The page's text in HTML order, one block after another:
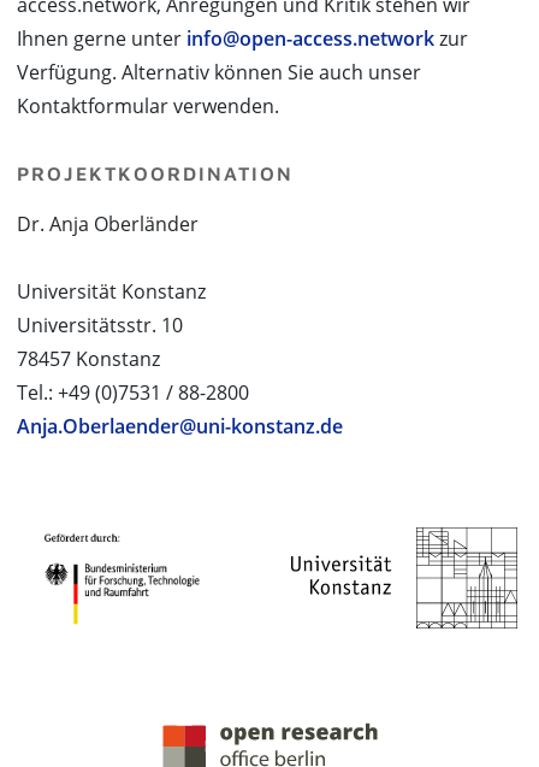
Ihnen gerne unter info@open-access.networkzur
Verfügung. Alternativ können Sie auch unser
Kontaktformular verwenden.
PROJEKTKOORDINATION
Dr. Anja Oberländer
Universität Konstanz
Universitätsstr. 10
78457 Konstanz
Tel.: +49 (0)7531 / 88-2800
Anja.Oberlaender@uni-konstanz.de